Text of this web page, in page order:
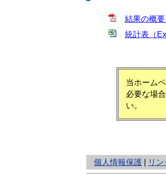
結果の概
統計表（
当ホーム
必要な場
い。
個人情報保護
と
り
リ